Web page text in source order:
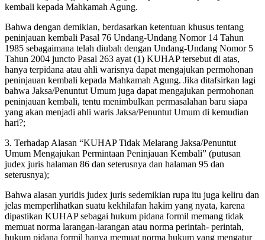
kembali kepada Mahkamah Agung.
Bahwa dengan demikian, berdasarkan ketentuan khusus tentang
peninjauan kembali Pasal 76 Undang-Undang Nomor 14 Tahun
1985 sebagaimana telah diubah dengan Undang-Undang Nomor 5
Tahun 2004 juncto Pasal 263 ayat (1) KUHAP tersebut di atas,
hanya terpidana atau ahli warisnya dapat mengajukan permohonan
peninjauan kembali kepada Mahkamah Agung. Jika ditafsirkan lagi
bahwa Jaksa/Penuntut Umum juga dapat mengajukan permohonan
peninjauan kembali, tentu menimbulkan permasalahan baru siapa
yang akan menjadi ahli waris Jaksa/Penuntut Umum di kemudian
hari?;
3. Terhadap Alasan “KUHAP Tidak Melarang Jaksa/Penuntut
Umum Mengajukan Permintaan Peninjauan Kembali” (putusan
judex juris halaman 86 dan seterusnya dan halaman 95 dan
seterusnya);
Bahwa alasan yuridis judex juris sedemikian rupa itu juga keliru dan
jelas memperlihatkan suatu kekhilafan hakim yang nyata, karena
dipastikan KUHAP sebagai hukum pidana formil memang tidak
memuat norma larangan-larangan atau norma perintah- perintah,
hukum pidana formil hanya memuat norma hukum yang mengatur